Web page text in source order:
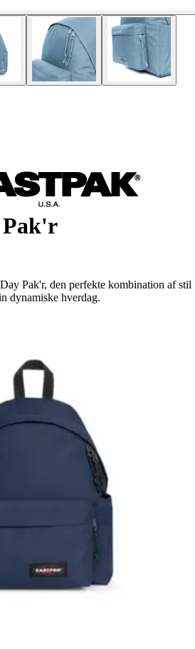
Pak'r
Pak'r, den perfekte kombination af stil
dynamiske hverdag.